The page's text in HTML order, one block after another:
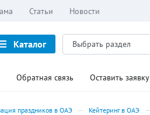
Статьи Новости
Каталог
Обратная связь Оставить заявку
праздников в ОАЭ Кейтеринг в ОАЭ